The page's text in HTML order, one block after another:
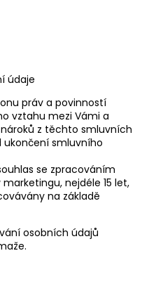
údaje
práv a povinností
vztahu mezi Vámi a
z těchto smluvních
ukončení smluvního
se zpracováním
nejdéle 15 let,
na základě
osobních údajů